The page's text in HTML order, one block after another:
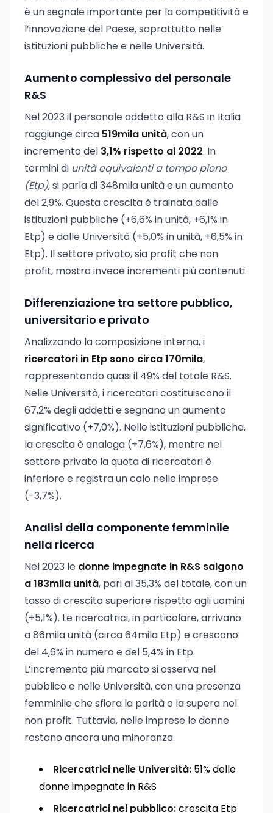
è un segnale importante per la competitività e
l’innovazione del Paese, soprattutto nelle
istituzioni pubbliche e nelle Università.
Aumento complessivo del personale
R&S
Nel 2023 il personale addetto alla R&S in Italia
raggiunge circa 519mila unità, con un
incremento del 3,1% rispetto al 2022. In
termini di unità equivalenti a tempo pieno
(Etp), si parla di 348mila unità e un aumento
del 2,9%. Questa crescita è trainata dalle
istituzioni pubbliche (+6,6% in unità, +6,1% in
Etp) e dalle Università (+5,0% in unità, +6,5% in
Etp). Il settore privato, sia profit che non
profit, mostra invece incrementi più contenuti.
Differenziazione tra settore pubblico,
universitario e privato
Analizzando la composizione interna, i
ricercatori in Etp sono circa 170mila,
rappresentando quasi il 49% del totale R&S.
Nelle Università, i ricercatori costituiscono il
67,2% degli addetti e segnano un aumento
significativo (+7,0%). Nelle istituzioni pubbliche,
la crescita è analoga (+7,6%), mentre nel
settore privato la quota di ricercatori è
inferiore e registra un calo nelle imprese
(-3,7%).
Analisi della componente femminile
nella ricerca
Nel 2023 le donne impegnate in R&S salgono
a 183mila unità, pari al 35,3% del totale, con un
tasso di crescita superiore rispetto agli uomini
(+5,1%). Le ricercatrici, in particolare, arrivano
a 86mila unità (circa 64mila Etp) e crescono
del 4,6% in numero e del 5,4% in Etp.
L’incremento più marcato si osserva nel
pubblico e nelle Università, con una presenza
femminile che sfiora la parità o la supera nel
non profit. Tuttavia, nelle imprese le donne
restano ancora una minoranza.
Ricercatrici nelle Università: 51% delle
donne impegnate in R&S
Ricercatrici nel pubblico:crescita Etp